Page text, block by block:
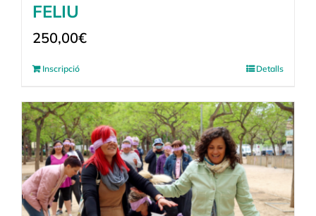
FELIU
250,00€
Inscripció Detalls